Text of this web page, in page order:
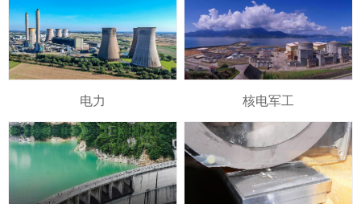
电力 核电军工